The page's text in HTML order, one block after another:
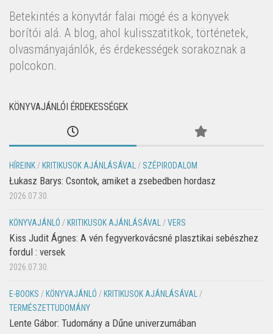
Betekintés a könyvtár falai mögé és a könyvek
borítói alá. A blog, ahol kulisszatitkok, történetek,
olvasmányajánlók, és érdekességek sorakoznak a
polcokon.
KÖNYVAJÁNLÓI ÉRDEKESSÉGEK
HÍREINK /KRITIKUSOK AJÁNLÁSÁVAL / SZÉPIRODALOM
Łukasz Barys: Csontok, amiket a zsebedben hordasz
2026.07.30.
KÖNYVAJÁNLÓ /KRITIKUSOK AJÁNLÁSÁVAL /VERS
Kiss Judit Ágnes: A vén fegyverkovácsné plasztikai sebészhez
fordul : versek
2026.07.30.
E-BOOKS /KÖNYVAJÁNLÓ /KRITIKUSOK AJÁNLÁSÁVAL /
TERMÉSZETTUDOMÁNY
Lente Gábor: Tudomány a Dűne univerzumában